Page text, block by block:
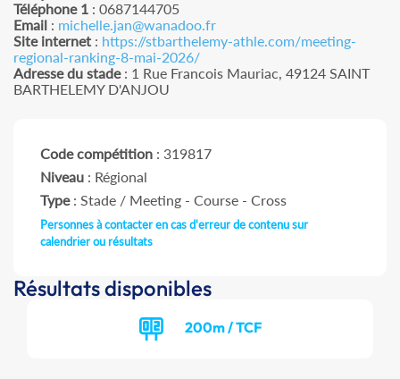
Téléphone 1 : 0687144705
Email : michelle.jan@wanadoo.fr
Site internet : https://stbarthelemy-athle.com/meeting-
regional-ranking-8-mai-2026/
Adresse du stade: 1 Rue Francois Mauriac, 49124 SAINT
BARTHELEMY D'ANJOU
Code compétition : 319817
Niveau : Régional
Type: Stade / Meeting - Course - Cross
Personnes à contacter en cas d'erreur de contenu sur
calendrier ou résultats
Résultats disponibles
200m / TCF